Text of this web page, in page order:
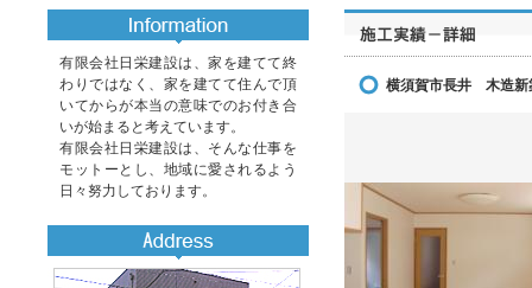
横須賀市長井 木造新
有限会社日栄建設は、家を建てて終
わりではなく、家を建てて住んで頂
いてからが本当の意味でのお付き合
いが始まると考えています。
有限会社日栄建設は、そんな仕事を
モットーとし、地域に愛されるよう
日々努力しております。